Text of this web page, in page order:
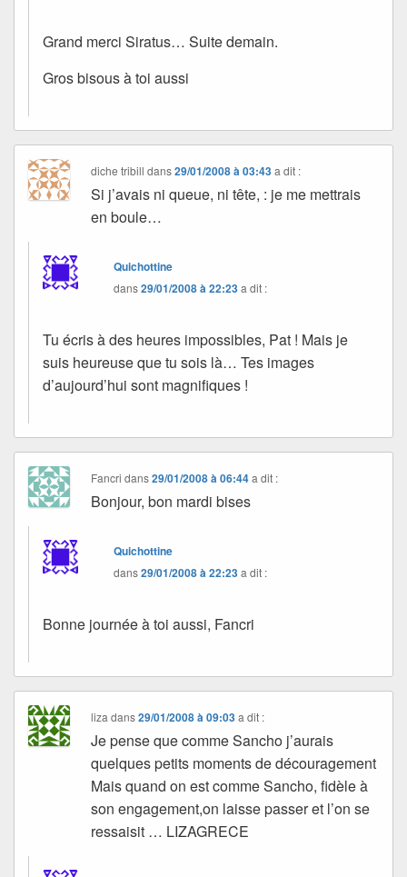
Grand merci Siratus… Suite demain.
Gros bisous à toi aussi
diche tribill dans29/01/2008 à 03:43 a dit :
Si j’avais ni queue, ni tête, : je me mettrais
en boule…
Quichottine
dans29/01/2008 à 22:23a dit :
Tu écris à des heures impossibles, Pat ! Mais je
suis heureuse que tu sois là… Tes images
d’aujourd’hui sont magnifiques !
Fancri dans29/01/2008 à 06:44 a dit :
Bonjour, bon mardi bises
Quichottine
dans29/01/2008 à 22:23a dit :
Bonne journée à toi aussi, Fancri
liza dans29/01/2008 à 09:03 a dit :
Je pense que comme Sancho j’aurais
quelques petits moments de découragement
Mais quand on est comme Sancho, fidèle à
son engagement,on laisse passer et l’on se
ressaisit … LIZAGRECE